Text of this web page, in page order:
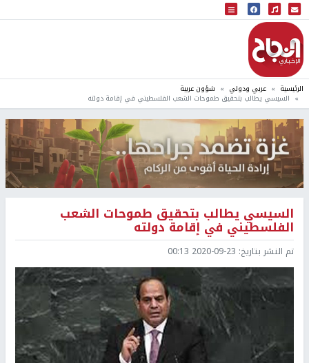
البث المباشر
إذاعة النجاح
الرئيسية عربي ودولي شؤون عربية
السيسي يطالب بتحقيق طموحات الشعب الفلسطيني في إقامة دولته
السيسي يطالب بتحقيق طموحات الشعب
الفلسطيني في إقامة دولته
تم النشر بتاريخ: 2020-09-23 00:13